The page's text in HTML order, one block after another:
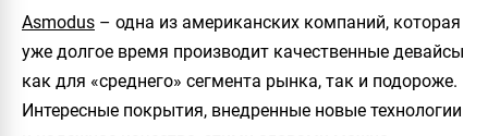
Asmodus – одна из американских компаний, которая
уже долгое время производит качественные девайсы
как для «среднего» сегмента рынка, так и подороже.
Интересные покрытия, внедренные новые технологии